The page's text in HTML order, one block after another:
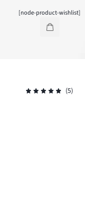
[node-product-wishlist]
(5)